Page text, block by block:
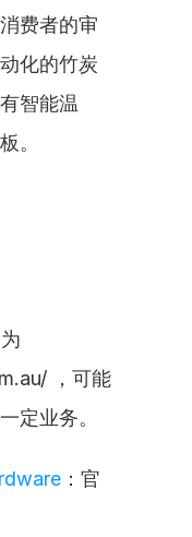
费者的审
化的竹炭
智能温
。
，可能
定业务。
：官